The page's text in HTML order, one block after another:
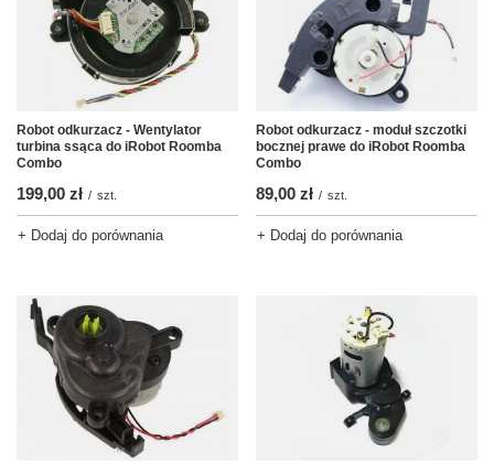
Robot odkurzacz - Wentylator
turbina ssąca do iRobot Roomba
Combo
199,00 zł / szt.
+ Dodaj do porównania
Robot odkurzacz - moduł szczotki
bocznej prawe do iRobot Roomba
Combo
89,00 zł / szt.
+ Dodaj do porównania